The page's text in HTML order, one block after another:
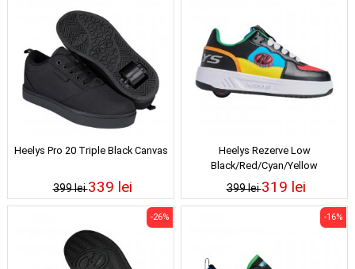
Heelys Pro 20 Triple Black Canvas
399 lei339 lei
Heelys Rezerve Low
Black/Red/Cyan/Yellow
399 lei319 lei
-26% -16%